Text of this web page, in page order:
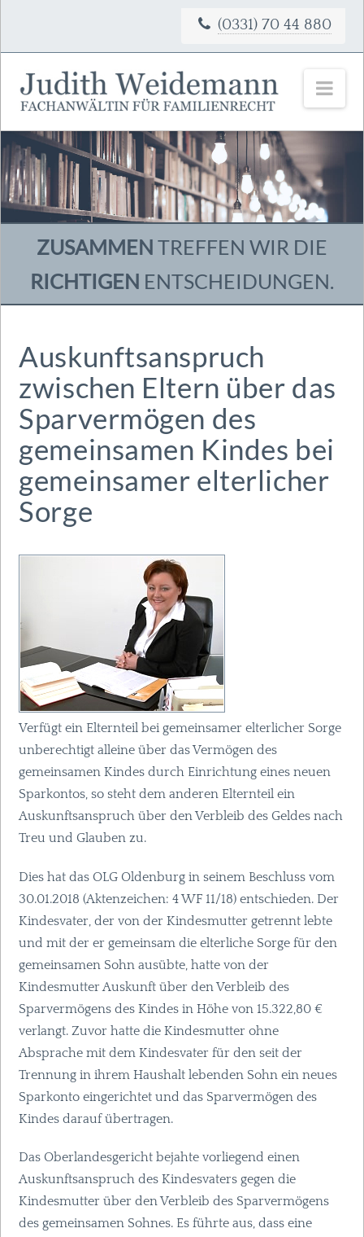
(0331) 70 44 880
ZUSAMMEN TREFFEN WIR DIE
RICHTIGEN ENTSCHEIDUNGEN.
Auskunftsanspruch
zwischen Eltern über das
Sparvermögen des
gemeinsamen Kindes bei
gemeinsamer elterlicher
Sorge
Verfügt ein Elternteil bei gemeinsamer elterlicher Sorge
unberechtigt alleine über das Vermögen des
gemeinsamen Kindes durch Einrichtung eines neuen
Sparkontos, so steht dem anderen Elternteil ein
Auskunftsanspruch über den Verbleib des Geldes nach
Treu und Glauben zu.
Dies hat das OLG Oldenburg in seinem Beschluss vom
30.01.2018 (Aktenzeichen: 4 WF 11/18) entschieden. Der
Kindesvater, der von der Kindesmutter getrennt lebte
und mit der er gemeinsam die elterliche Sorge für den
gemeinsamen Sohn ausübte, hatte von der
Kindesmutter Auskunft über den Verbleib des
Sparvermögens des Kindes in Höhe von 15.322,80 €
verlangt. Zuvor hatte die Kindesmutter ohne
Absprache mit dem Kindesvater für den seit der
Trennung in ihrem Haushalt lebenden Sohn ein neues
Sparkonto eingerichtet und das Sparvermögen des
Kindes darauf übertragen.
Das Oberlandesgericht bejahte vorliegend einen
Auskunftsanspruch des Kindesvaters gegen die
Kindesmutter über den Verbleib des Sparvermögens
des gemeinsamen Sohnes. Es führte aus, dass eine